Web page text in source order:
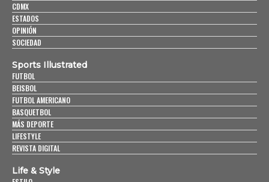
CDMX
ESTADOS
OPINIÓN
SOCIEDAD
Sports Illustrated
FUTBOL
BEISBOL
FUTBOL AMERICANO
BASQUETBOL
MÁS DEPORTE
LIFESTYLE
REVISTA DIGITAL
Life & Style